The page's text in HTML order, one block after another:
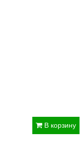
В корзину